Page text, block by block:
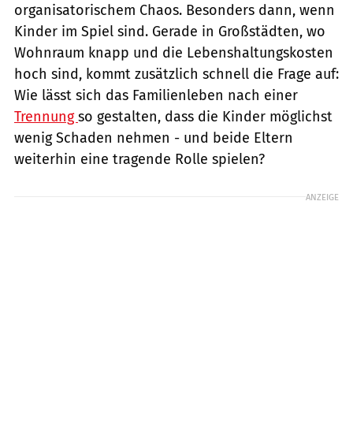
organisatorischem Chaos. Besonders dann, wenn
Kinder im Spiel sind. Gerade in Großstädten, wo
Wohnraum knapp und die Lebenshaltungskosten
hoch sind, kommt zusätzlich schnell die Frage auf:
Wie lässt sich das Familienleben nach einer
Trennungso gestalten, dass die Kinder möglichst
wenig Schaden nehmen - und beide Eltern
weiterhin eine tragende Rolle spielen?
ANZEIGE